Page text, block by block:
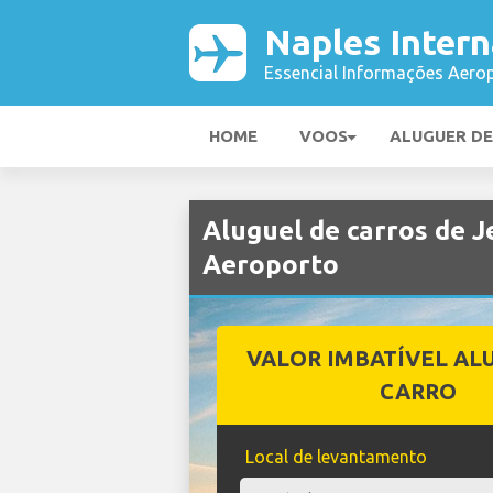
Naples
Essencial Informações
HOME VOOS ALUGUER
Aluguel de carros de
Aeroporto
VALOR IMBATÍVEL
CARRO
Local de levantamento